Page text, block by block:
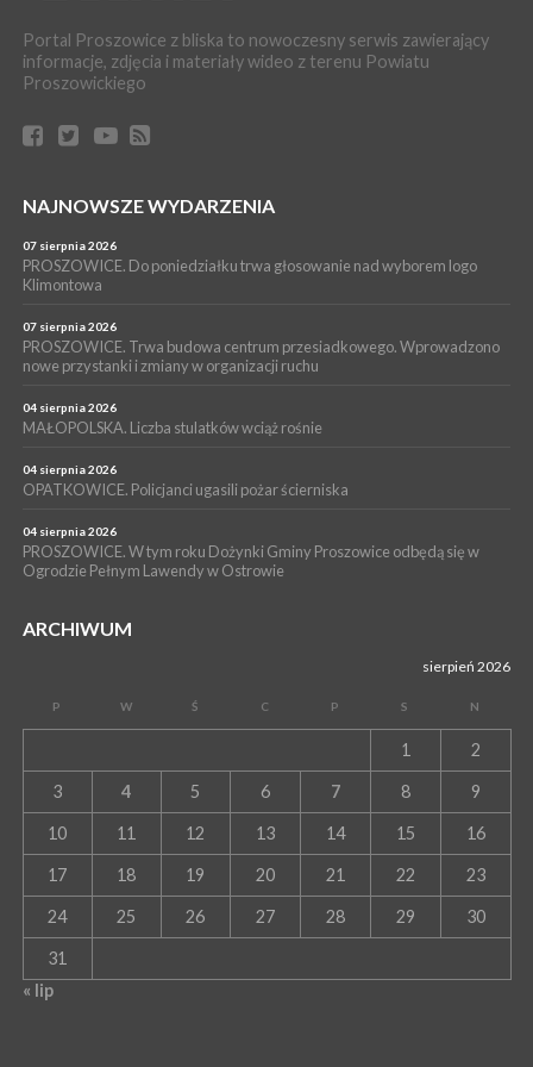
WYDARZENIA
17 lipca 2026
bezpłatne warsztaty realizowane w ramach unijnego projektu
[ZDJĘCIA]
16 lipca 2026
Pałecznicy będą obsługiwani w Proszowicach
WYDARZENIA
PROSZOWICE. W parku Warsztaty Edukacyjno-Przyrodnicze
NOC CIEM
15 lipca 2026
PROSZOWICE. Już za tydzień kolejne zajęcia z cyklu „Wakacyjne
Portal Proszowice z bliska to nowoczesny serwis zawierający
informacje, zdjęcia i materiały wideo z terenu Powiatu
Proszowickiego
NAJNOWSZE WYDARZENIA
07 sierpnia 2026
PROSZOWICE. Do poniedziałku trwa głosowanie nad wyborem logo
Klimontowa
07 sierpnia 2026
PROSZOWICE. Trwa budowa centrum przesiadkowego. Wprowadzono
nowe przystanki i zmiany w organizacji ruchu
04 sierpnia 2026
MAŁOPOLSKA. Liczba stulatków wciąż rośnie
04 sierpnia 2026
OPATKOWICE. Policjanci ugasili pożar ścierniska
04 sierpnia 2026
PROSZOWICE. W tym roku Dożynki Gminy Proszowice odbędą się w
Ogrodzie Pełnym Lawendy w Ostrowie
ARCHIWUM
sierpień 2026
P W Ś C P S N
1 2
3 4 5 6 7 8 9
10 11 12 13 14 15 16
17 18 19 20 21 22 23
24 25 26 27 28 29 30
31
« lip